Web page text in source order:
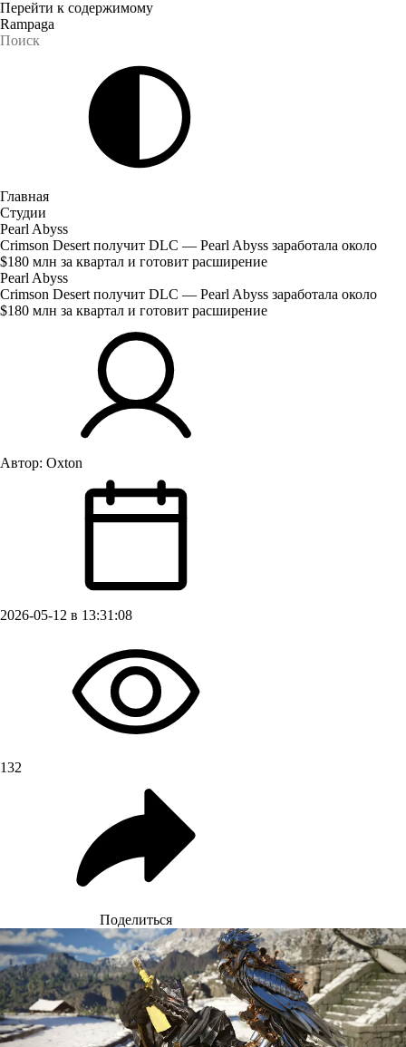
Перейти к содержимому
Rampaga
Главная
Студии
Pearl Abyss
Crimson Desert получит DLC — Pearl Abyss заработала около
$180 млн за квартал и готовит расширение
Pearl Abyss
Crimson Desert получит DLC — Pearl Abyss заработала около
$180 млн за квартал и готовит расширение
Автор: Oxton
2026-05-12 в 13:31:08
132
Поделиться